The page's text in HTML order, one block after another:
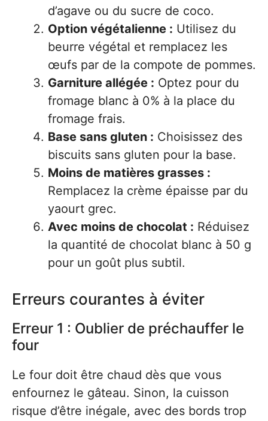
d’agave ou du sucre de coco.
Option végétalienne : Utilisez du
beurre végétal et remplacez les
œufs par de la compote de pommes.
Garniture allégée : Optez pour du
fromage blanc à 0% à la place du
fromage frais.
Base sans gluten : Choisissez des
biscuits sans gluten pour la base.
Moins de matières grasses :
Remplacez la crème épaisse par du
yaourt grec.
Avec moins de chocolat : Réduisez
la quantité de chocolat blanc à 50 g
pour un goût plus subtil.
Erreurs courantes à éviter
Erreur 1 : Oublier de préchauffer le
four
Le four doit être chaud dès que vous
enfournez le gâteau. Sinon, la cuisson
risque d’être inégale, avec des bords trop